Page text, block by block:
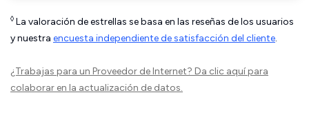
◊ La valoración de estrellas se basa en las reseñas de los usuarios
y nuestra encuesta independiente de satisfacción del cliente.
¿Trabajas para un Proveedor de Internet? Da clic aquípara
colaborar en la actualización de datos.